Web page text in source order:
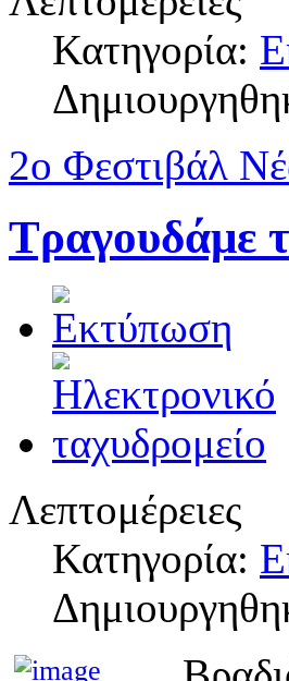
Κατηγορία:
2ο Φεστιβάλ
Τραγουδάμε
Λεπτομέρειες
Κατηγορία: